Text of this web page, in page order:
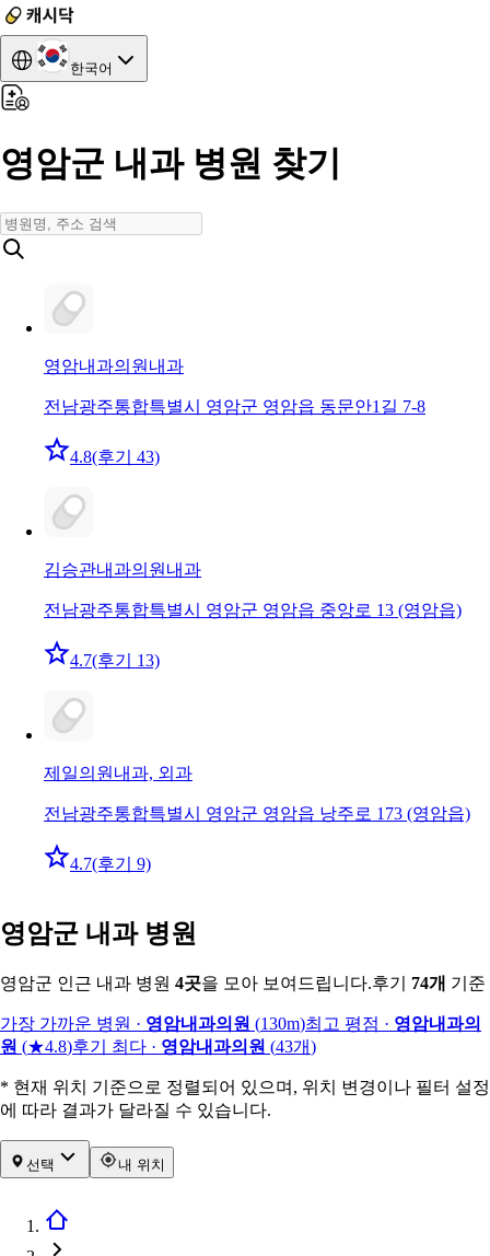
한국어
영암군 내과 병원 찾기
영암내과의원 내과
전남광주통합특별시 영암군 영암읍 동문안1길 7-8
4.8(후기 43)
김승관내과의원 내과
전남광주통합특별시 영암군 영암읍 중앙로 13 (영암읍)
4.7(후기 13)
제일의원 내과, 외과
전남광주통합특별시 영암군 영암읍 낭주로 173 (영암읍)
4.7(후기 9)
영암군 내과 병원
영암군 인근 내과 병원 4곳을 모아 보여드립니다.후기 74개 기준
가장 가까운 병원 · 영암내과의원 (130m)최고 평점 · 영암내과의
원 (★4.8)후기 최다 · 영암내과의원 (43개)
* 현재 위치 기준으로 정렬되어 있으며, 위치 변경이나 필터 설정
에 따라 결과가 달라질 수 있습니다.
선택 내 위치